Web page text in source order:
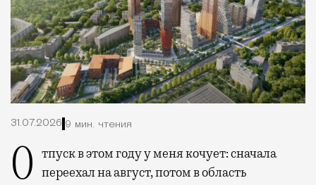
31.07.2026 9 мин. чтения
Отпуск в этом году у меня кочует: сначала переехал на август, потом в область